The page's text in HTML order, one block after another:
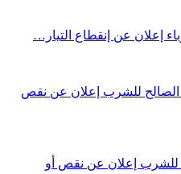
إعلان عن إنقطاع التيار…
الصالح للشرب إعلان عن نقص
للشرب إعلان عن نقص أو